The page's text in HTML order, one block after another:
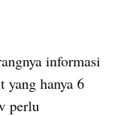
informasi
yang hanya 6
perlu